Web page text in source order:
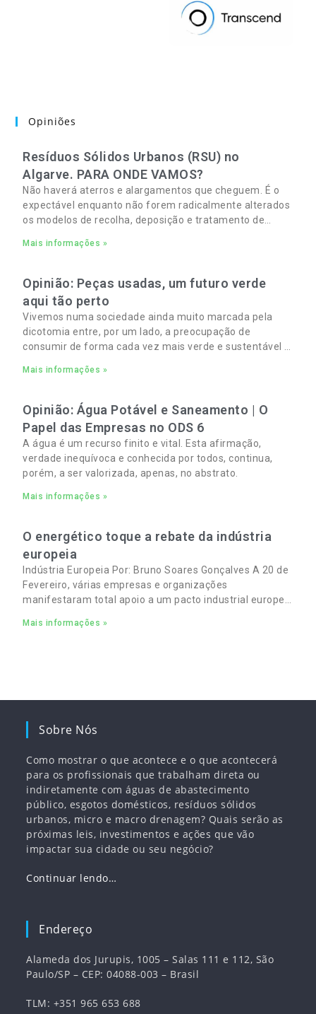
Opiniões
Resíduos Sólidos Urbanos (RSU) no
Algarve. PARA ONDE VAMOS?
Não haverá aterros e alargamentos que cheguem. É o
expectável enquanto não forem radicalmente alterados
os modelos de recolha, deposição e tratamento de
Mais informações »
Opinião: Peças usadas, um futuro verde
aqui tão perto
Vivemos numa sociedade ainda muito marcada pela
dicotomia entre, por um lado, a preocupação de
consumir de forma cada vez mais verde e sustentável e,
e familiares cada vez mais apertados.
Mais informações »
Opinião: Água Potável e Saneamento | O
Papel das Empresas no ODS 6
A água é um recurso finito e vital. Esta afirmação,
verdade inequívoca e conhecida por todos, continua,
porém, a ser valorizada, apenas, no abstrato.
Mais informações »
O energético toque a rebate da indústria
europeia
Indústria Europeia Por: Bruno Soares Gonçalves A 20 de
Fevereiro, várias empresas e organizações
manifestaram total apoio a um pacto industrial europeu
empregos
Mais informações »
Sobre Nós
Como mostrar o que acontece e o que acontecerá
para os profissionais que trabalham direta ou
indiretamente com águas de abastecimento
público, esgotos domésticos, resíduos sólidos
urbanos, micro e macro drenagem? Quais serão as
próximas leis, investimentos e ações que vão
impactar sua cidade ou seu negócio?
Continuar lendo…
Endereço
Alameda dos Jurupis, 1005 – Salas 111 e 112, São
Paulo/SP – CEP: 04088-003 – Brasil
TLM: +351 965 653 688